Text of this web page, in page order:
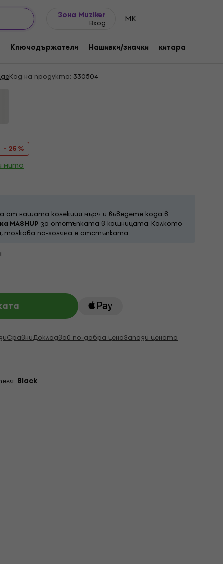
Зона Muziker
Вход MK
Ключодържатели Нашивки/значки китара
Age Canyon Black 2XL Риза
Код на продукта: 330504
- 25 %
мито
от нашата колекция мърч и въведете кода в
MASHUP за отстъпката в кошницата. Колкото
толкова по-голяма е отстъпката.
СравниДокладвай по-добра ценаЗапази цената
Black